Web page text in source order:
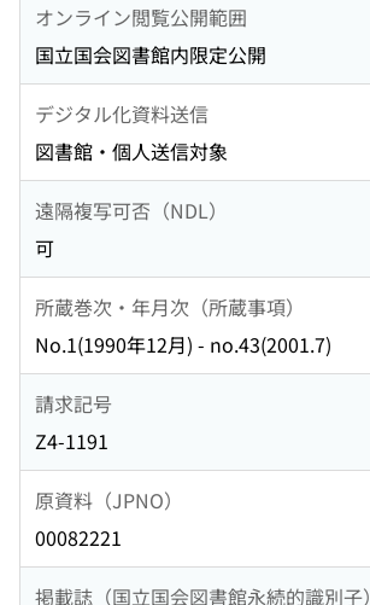
オンライン閲覧公開範囲
国立国会図書館内限定公開
デジタル化資料送信
図書館・個人送信対象
遠隔複写可否（NDL）
可
所蔵巻次・年月次（所蔵事項）
No.1(1990年12月) - no.43(2001.7)
請求記号
Z4-1191
原資料（JPNO）
00082221
掲載誌（国立国会図書館永続的識別子）